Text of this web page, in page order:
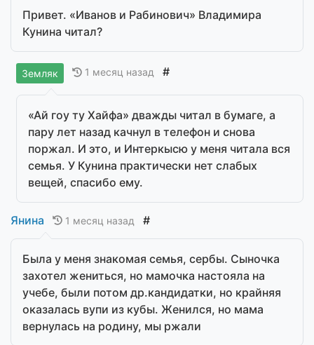
Привет. «Иванов и Рабинович» Владимира
Кунина читал?
Земляк 1 месяц назад #
«Ай гоу ту Хайфа» дважды читал в бумаге, а
пару лет назад качнул в телефон и снова
поржал. И это, и Интеркысю у меня читала вся
семья. У Кунина практически нет слабых
вещей, спасибо ему.
Янина 1 месяц назад #
Была у меня знакомая семья, сербы. Сыночка
захотел жениться, но мамочка настояла на
учебе, были потом др.кандидатки, но крайняя
оказалась вупи из кубы. Женился, но мама
вернулась на родину, мы ржали